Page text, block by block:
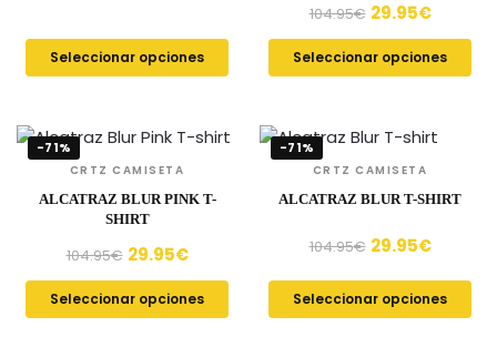
Seleccionar opciones
104.95€ 29.95€
Seleccionar opciones
-71%
CRTZ CAMISETA
ALCATRAZ BLUR PINK T-
SHIRT
104.95€ 29.95€
Seleccionar opciones
-71%
CRTZ CAMISETA
ALCATRAZ BLUR T-SHIRT
104.95€ 29.95€
Seleccionar opciones